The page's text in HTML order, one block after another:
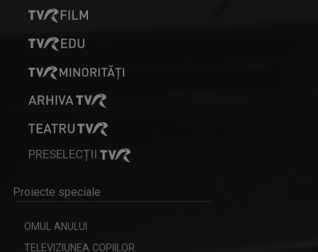
Emisiune cu specific religios (ortodox)
Are 30 de ani de experiență în realizarea de ...
PRESELECȚII
Proiecte speciale
OMUL ANULUI
TELEVIZIUNEA COPIILOR